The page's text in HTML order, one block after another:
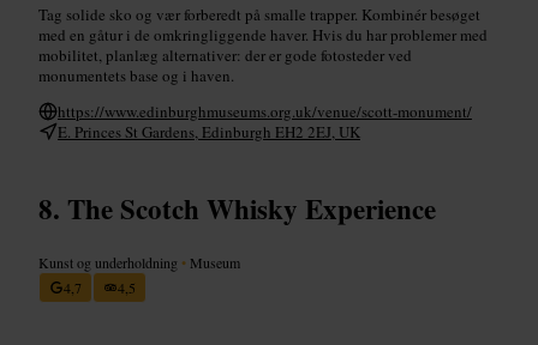
Tag solide sko og vær forberedt på smalle trapper. Kombinér besøget
med en gåtur i de omkringliggende haver. Hvis du har problemer med
mobilitet, planlæg alternativer: der er gode fotosteder ved
monumentets base og i haven.
https://www.edinburghmuseums.org.uk/venue/scott-monument/
E. Princes St Gardens, Edinburgh EH2 2EJ, UK
The Scotch Whisky Experience
Kunst og underholdning • Museum
4,7
4,5